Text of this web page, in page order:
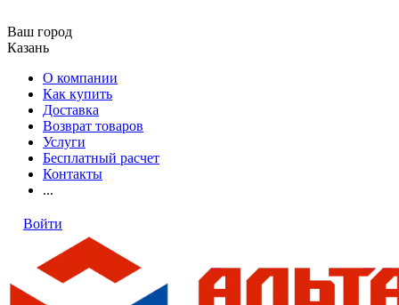
Ваш город
Казань
О компании
Как купить
Доставка
Возврат товаров
Услуги
Бесплатный расчет
Контакты
...
Войти